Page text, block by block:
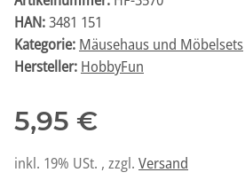
HAN:3481 151
Kategorie: Mäusehaus und Möbelsets
Hersteller: HobbyFun
5,95 €
inkl. 19% USt. , zzgl. Versand